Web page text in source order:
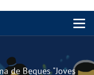
Menu
de Beques "Joves